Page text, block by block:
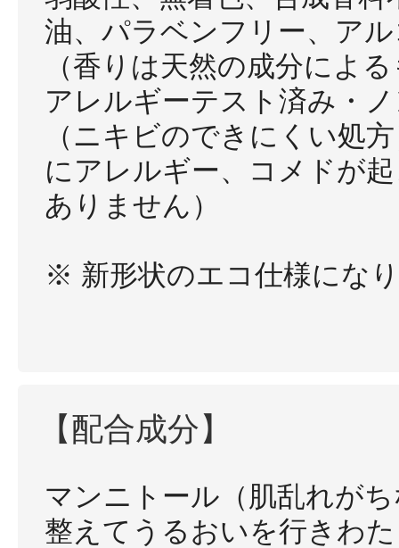
油、パラベンフリー、ア
（香りは天然の成分によ
アレルギーテスト済み・
（ニキビのできにくい処
にアレルギー、コメドが
ありません）
※ 新形状のエコ仕様にな
【配合成分】
マンニトール（肌乱れが
整えてうるおいを行きわ